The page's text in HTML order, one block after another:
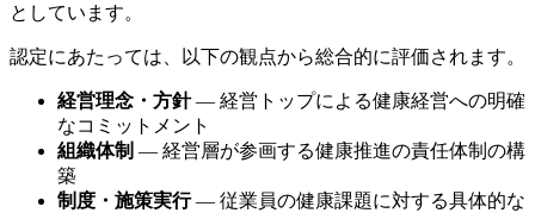
としています。
認定にあたっては、以下の観点から総合的に評価されます。
経営理念・方針— 経営トップによる健康経営への明確
なコミットメント
組織体制 — 経営層が参画する健康推進の責任体制の構
築
制度・施策実行— 従業員の健康課題に対する具体的な